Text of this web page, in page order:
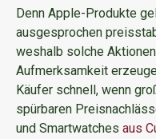
Denn Apple-Produkte
ausgesprochen
weshalb solche
Aufmerksamkeit
Käufer schnell, wenn
spürbaren
und Smartwatches aus